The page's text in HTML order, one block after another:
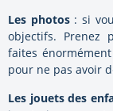
Les photos: si
objectifs. Prenez
faites
pour ne pas avoir
Les jouets des